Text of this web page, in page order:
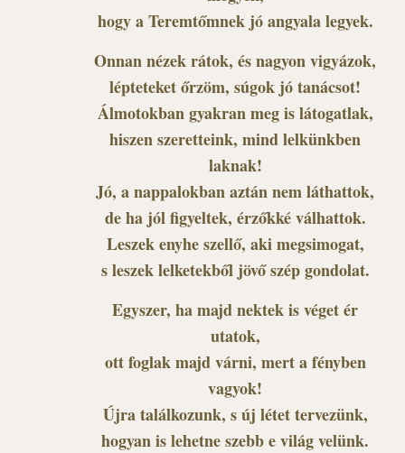
hogy a Teremtőmnek jó angyala legyek.
Onnan nézek rátok, és nagyon vigyázok,
lépteteket őrzöm, súgok jó tanácsot!
Álmotokban gyakran meg is látogatlak,
hiszen szeretteink, mind lelkünkben
laknak!
Jó, a nappalokban aztán nem láthattok,
de ha jól figyeltek, érzőkké válhattok.
Leszek enyhe szellő, aki megsimogat,
s leszek lelketekből jövő szép gondolat.
Egyszer, ha majd nektek is véget ér
utatok,
ott foglak majd várni, mert a fényben
vagyok!
Újra találkozunk, s új létet tervezünk,
hogyan is lehetne szebb e világ velünk.